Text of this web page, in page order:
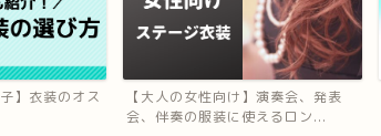
奏会、発表
るロン...
Amazon Music Unlimitedで音楽聴
き放...